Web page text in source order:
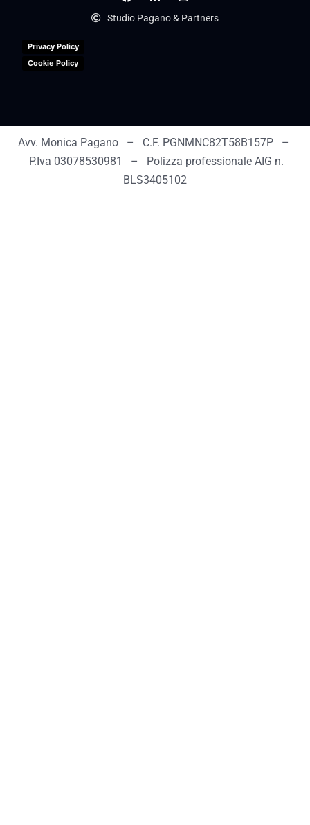
Studio Pagano & Partners
Privacy Policy
Cookie Policy
Avv. Monica Pagano – C.F. PGNMNC82T58B157P –
P.Iva 03078530981 – Polizza professionale AIG n.
BLS3405102